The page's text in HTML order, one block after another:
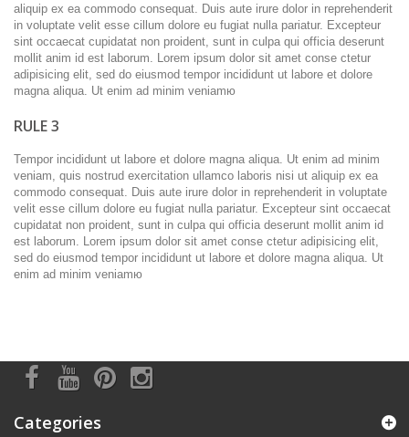
aliquip ex ea commodo consequat. Duis aute irure dolor in reprehenderit
in voluptate velit esse cillum dolore eu fugiat nulla pariatur. Excepteur
sint occaecat cupidatat non proident, sunt in culpa qui officia deserunt
mollit anim id est laborum. Lorem ipsum dolor sit amet conse ctetur
adipisicing elit, sed do eiusmod tempor incididunt ut labore et dolore
magna aliqua. Ut enim ad minim veniamю
RULE 3
Tempor incididunt ut labore et dolore magna aliqua. Ut enim ad minim
veniam, quis nostrud exercitation ullamco laboris nisi ut aliquip ex ea
commodo consequat. Duis aute irure dolor in reprehenderit in voluptate
velit esse cillum dolore eu fugiat nulla pariatur. Excepteur sint occaecat
cupidatat non proident, sunt in culpa qui officia deserunt mollit anim id
est laborum. Lorem ipsum dolor sit amet conse ctetur adipisicing elit,
sed do eiusmod tempor incididunt ut labore et dolore magna aliqua. Ut
enim ad minim veniamю
Categories